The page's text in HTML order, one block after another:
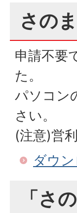
さの
申請不要
た。
パソコン
さい。
(注意)営
ダウ
「さ